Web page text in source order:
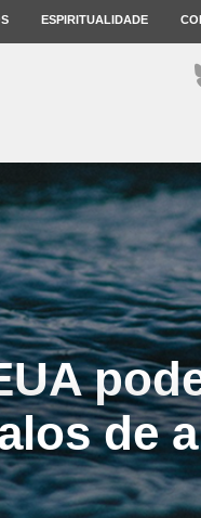
ESPIRITUALIDADE
de